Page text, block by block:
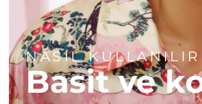
NASIL KULLANILIR
Basit ve